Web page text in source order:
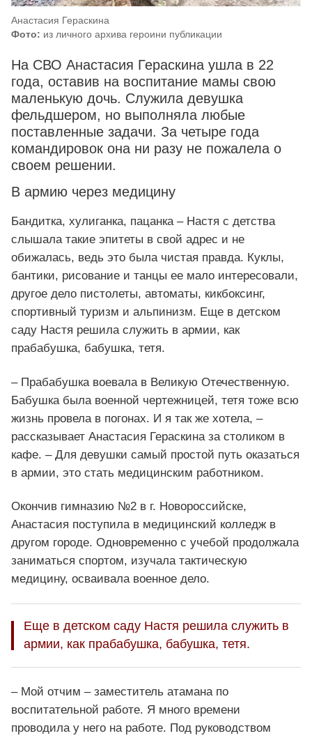
Анастасия Гераскина
Фото: из личного архива героини публикации
На СВО Анастасия Гераскина ушла в 22
года, оставив на воспитание мамы свою
маленькую дочь. Служила девушка
фельдшером, но выполняла любые
поставленные задачи. За четыре года
командировок она ни разу не пожалела о
своем решении.
В армию через медицину
Бандитка, хулиганка, пацанка – Настя с детства
слышала такие эпитеты в свой адрес и не
обижалась, ведь это была чистая правда. Куклы,
бантики, рисование и танцы ее мало интересовали,
другое дело пистолеты, автоматы, кикбоксинг,
спортивный туризм и альпинизм. Еще в детском
саду Настя решила служить в армии, как
прабабушка, бабушка, тетя.
– Прабабушка воевала в Великую Отечественную.
Бабушка была военной чертежницей, тетя тоже всю
жизнь провела в погонах. И я так же хотела, –
рассказывает Анастасия Гераскина за столиком в
кафе. – Для девушки самый простой путь оказаться
в армии, это стать медицинским работником.
Окончив гимназию №2 в г. Новороссийске,
Анастасия поступила в медицинский колледж в
другом городе. Одновременно с учебой продолжала
заниматься спортом, изучала тактическую
медицину, осваивала военное дело.
Еще в детском саду Настя решила служить в
армии, как прабабушка, бабушка, тетя.
– Мой отчим – заместитель атамана по
воспитательной работе. Я много времени
проводила у него на работе. Под руководством